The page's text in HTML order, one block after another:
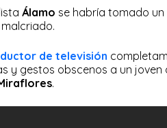
Álamo se habría tomado un
de televisión
y gestos obscenos a un joven
.